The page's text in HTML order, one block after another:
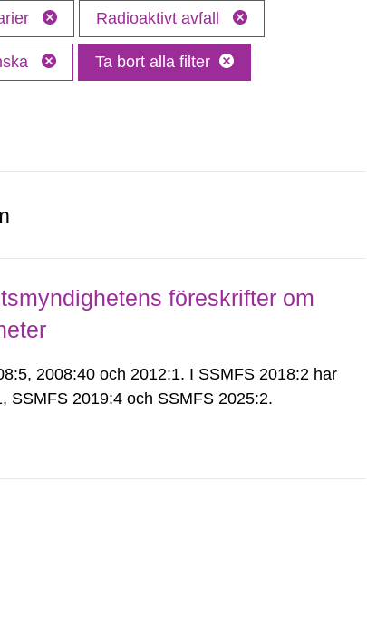
Radioaktivt avfall
Ta bort alla filter
föreskrifter om
2008:40 och 2012:1. I SSMFS 2018:2 har
SSMFS 2019:4 och SSMFS 2025:2.